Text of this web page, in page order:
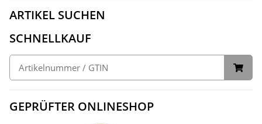
ARTIKEL SUCHEN
SCHNELLKAUF
GEPRÜFTER ONLINESHOP